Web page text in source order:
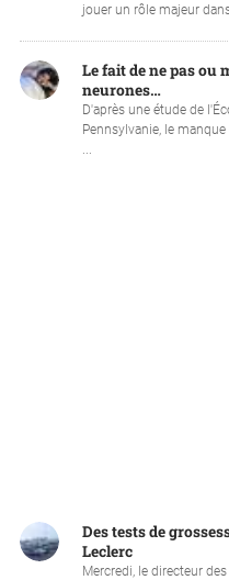
jouer un rôle majeur
Le fait de ne pas
neurones…
D'après une étude de
Pennsylvanie, le
Des tests de
Leclerc
Mercredi, le directeur